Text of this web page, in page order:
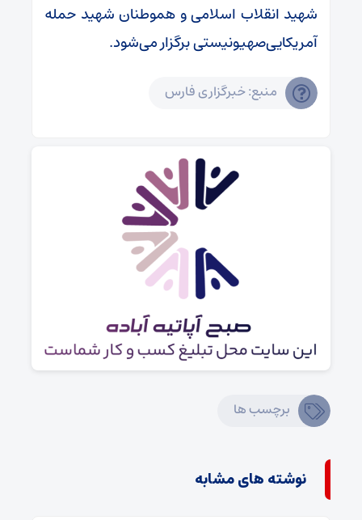
شهید انقلاب اسلامی و هموطنان شهید حمله
آمریکایی‌صهیونیستی برگزار می‌شود.
منبع: خبرگزاری فارس
برچسب ها
نوشته های مشابه